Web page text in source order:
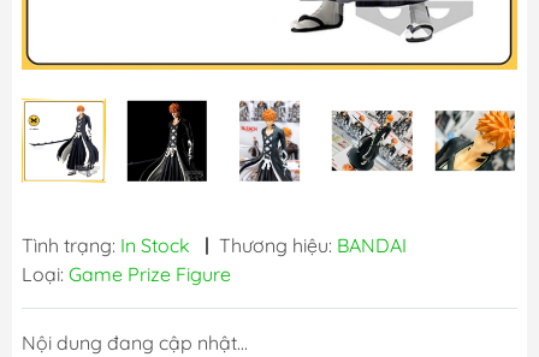
Tình trạng: In Stock | Thương hiệu: BANDAI
Loại: Game Prize Figure
Nội dung đang cập nhật...